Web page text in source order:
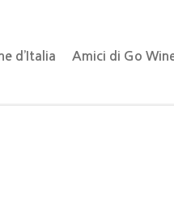
d’Italia Amici di Go